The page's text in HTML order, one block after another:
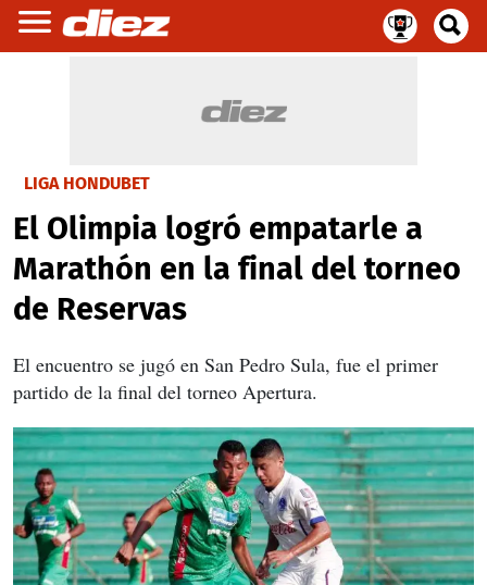
LIGA HONDUBET
El Olimpia logró empatarle a
Marathón en la final del torneo
de Reservas
El encuentro se jugó en San Pedro Sula, fue el primer
partido de la final del torneo Apertura.